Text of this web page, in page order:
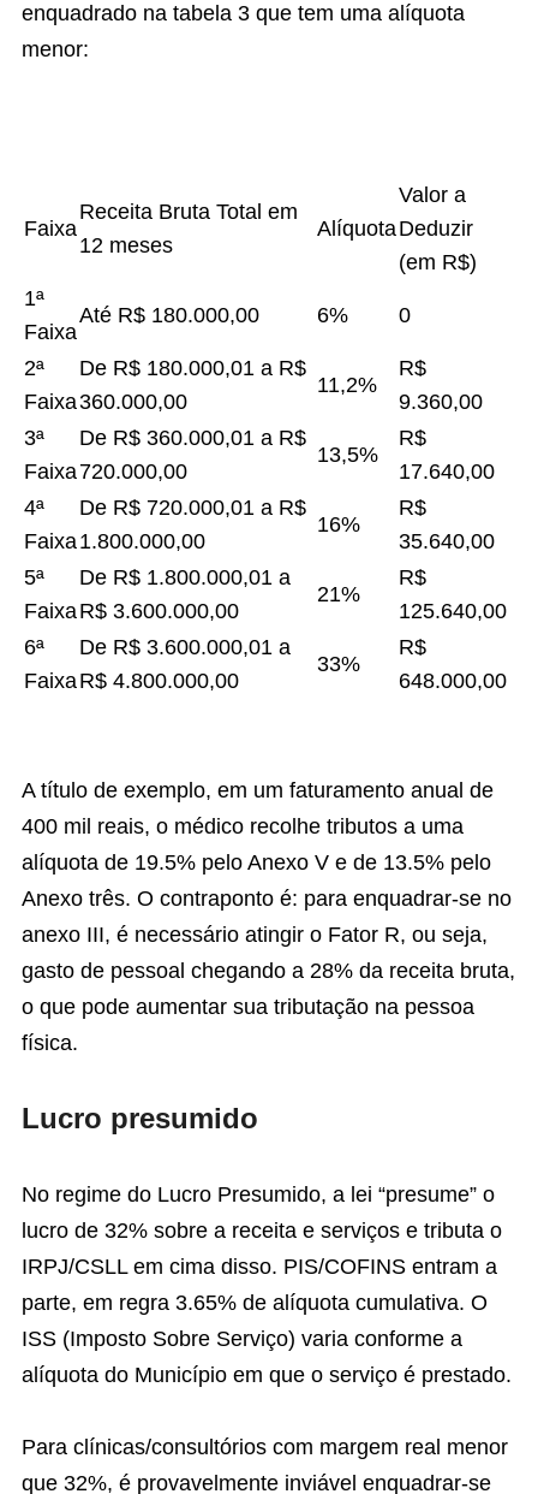
enquadrado na tabela 3 que tem uma alíquota
menor:
Faixa
Receita Bruta Total em
12 meses
Alíquota
Valor a
Deduzir
(em R$)
1ª
Faixa
Até R$ 180.000,00 6% 0
2ª
Faixa
De R$ 180.000,01 a R$
360.000,00
11,2%
R$
9.360,00
3ª
Faixa
De R$ 360.000,01 a R$
720.000,00
13,5%
R$
17.640,00
4ª
Faixa
De R$ 720.000,01 a R$
1.800.000,00
16%
R$
35.640,00
5ª
Faixa
De R$ 1.800.000,01 a
R$ 3.600.000,00
21%
R$
125.640,00
6ª
Faixa
De R$ 3.600.000,01 a
R$ 4.800.000,00
33%
R$
648.000,00
A título de exemplo, em um faturamento anual de
400 mil reais, o médico recolhe tributos a uma
alíquota de 19.5% pelo Anexo V e de 13.5% pelo
Anexo três. O contraponto é: para enquadrar-se no
anexo III, é necessário atingir o Fator R, ou seja,
gasto de pessoal chegando a 28% da receita bruta,
o que pode aumentar sua tributação na pessoa
física.
Lucro presumido
No regime do Lucro Presumido, a lei “presume” o
lucro de 32% sobre a receita e serviços e tributa o
IRPJ/CSLL em cima disso. PIS/COFINS entram a
parte, em regra 3.65% de alíquota cumulativa. O
ISS (Imposto Sobre Serviço) varia conforme a
alíquota do Município em que o serviço é prestado.
Para clínicas/consultórios com margem real menor
que 32%, é provavelmente inviável enquadrar-se